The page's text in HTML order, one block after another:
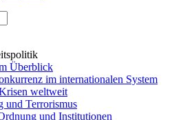
Überblick
im internationalen System
weltweit
und Terrorismus
und Institutionen